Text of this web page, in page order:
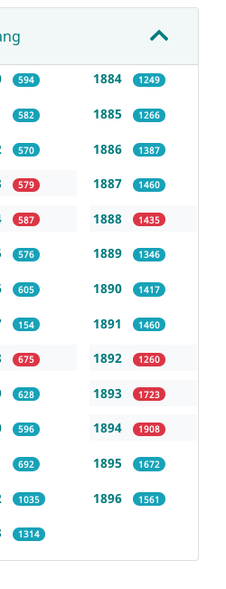
594
582
570
579
587
576
605
154
675
628
596
692
1035
1314
1884 1249
1885 1266
1886 1387
1887 1460
1888 1435
1889 1346
1890 1417
1891 1460
1892 1260
1893 1723
1894 1908
1895 1672
1896 1561